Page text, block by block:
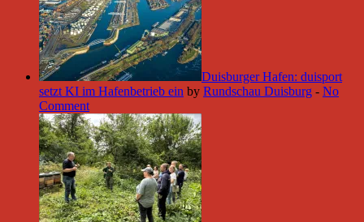
Duisburger Hafen: duisport
setzt KI im Hafenbetrieb ein by Rundschau Duisburg - No
Comment